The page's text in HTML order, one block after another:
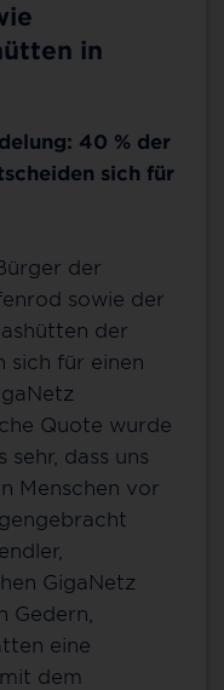
in
40 % der
sich für
der
sowie der
der
sich für einen
Quote wurde
dass uns
Menschen vor
GigaNetz
Gedern,
eine
dem